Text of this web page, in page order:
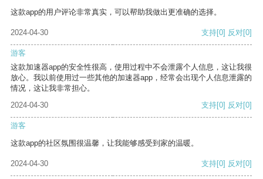
这款app的用户评论非常真实，可以帮助我做出更准确的选择。
2024-04-30 支持[0] 反对[0]
游客
这款加速器app的安全性很高，使用过程中不会泄露个人信息，这让我很
放心。我以前使用过一些其他的加速器app，经常会出现个人信息泄露的
情况，这让我非常担心。
2024-04-30
支持[0] 反对[0]
游客
这款app的社区氛围很温馨，让我能够感受到家的温暖。
2024-04-30 支持[0] 反对[0]